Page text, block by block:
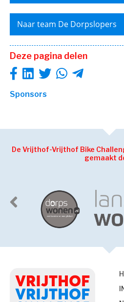
Naar team De Dorpslopers
Deze pagina delen
Sponsors
De Vrijthof-Vrijthof Bike
gemaakt